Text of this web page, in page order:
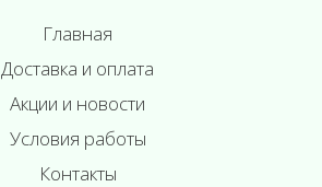
Главная
Доставка и оплата
Акции и новости
Условия работы
Контакты